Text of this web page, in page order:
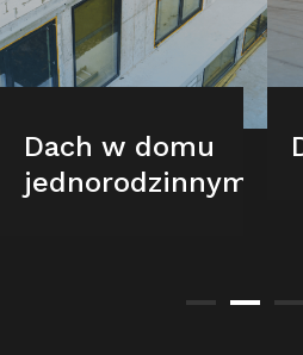
Dach w domu
jednorodzinnym